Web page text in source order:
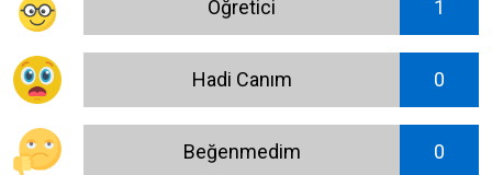
Öğretici 1
Hadi Canım 0
Beğenmedim 0